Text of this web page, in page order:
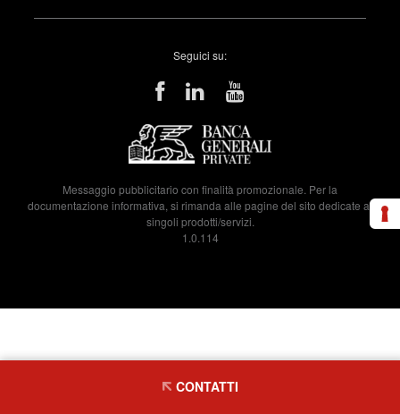
Seguici su:
Messaggio pubblicitario con finalità promozionale. Per la
documentazione informativa, si rimanda alle pagine del sito dedicate ai
singoli prodotti/servizi.
1.0.114
CONTATTI